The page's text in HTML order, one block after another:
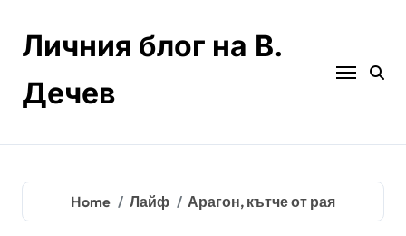
contentЛичния блог на В.
Дечев
Home Лайф Арагон, кътче от рая